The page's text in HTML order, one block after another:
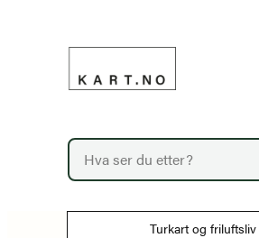
P
o
u Turkart og friluftsliv